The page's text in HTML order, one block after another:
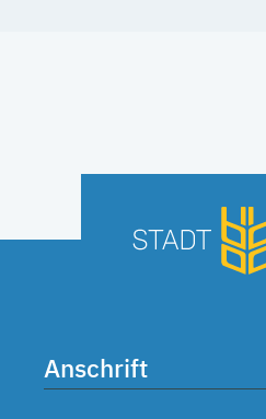
Anschrift